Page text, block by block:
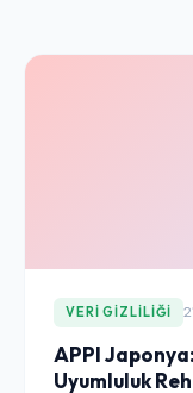
VERI GIZLILIĞI
APPI
Uyumluluk